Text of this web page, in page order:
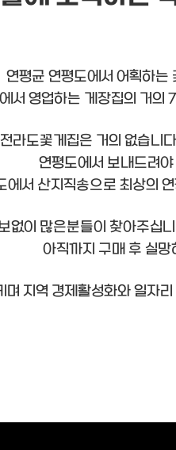
연평균 연평도에서 어획하
서 영업하는 게장집의 거
라도꽃게집은 거의 없습니
연평도에서 보내드려
에서 산지직송으로 최상의
없이 많은분들이 찾아주십
아직까지 구매 후 실
며 지역 경제활성화와 일자